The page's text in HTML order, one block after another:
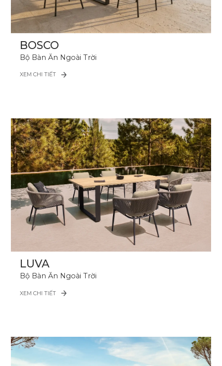
BOSCO
Bộ Bàn Ăn Ngoài Trời
XEM CHI TIẾT
LUVA
Bộ Bàn Ăn Ngoài Trời
XEM CHI TIẾT